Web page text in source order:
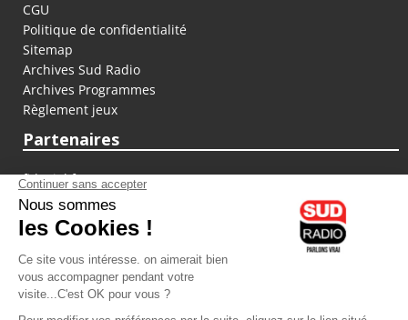
CGU
Politique de confidentialité
Sitemap
Archives Sud Radio
Archives Programmes
Règlement jeux
Partenaires
fiducial.fr
lyoncapitale.fr
olympique-et-lyonnais.com
L'application Iphone / Android
Téléchargez l'application